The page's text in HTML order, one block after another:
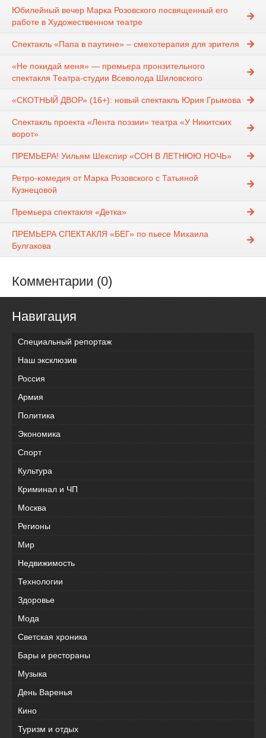
Юбилейный вечер Марка Розовского посвященный его
работе в Художественном театре
Спектакль «Папа в паутине» – смехотерапия для зрителя
«Не покидай меня» — премьера пронзительного
спектакля Театра-студии Всеволода Шиловского
«СКОТНЫЙ ДВОР» (16+): новый спектакль Юрия Грымова
Спектакль проекта «Лента поэзии» театра «У Никитских
ворот»
ПРЕМЬЕРА! Уильям Шекспир «СОН В ЛЕТНЮЮ НОЧЬ»
Ретро-комедия от Марка Розовского с Татьяной
Кузнецовой
Премьера спектакля «Детка»
ПРЕМЬЕРА СПЕКТАКЛЯ «БЕГ» по пьесе Михаила
Булгакова
Комментарии (0)
Навигация
Специальный репортаж
Наш эксклюзив
Россия
Армия
Политика
Экономика
Спорт
Культура
Криминал и ЧП
Москва
Регионы
Мир
Недвижимость
Технологии
Здоровье
Мода
Светская хроника
Бары и рестораны
Музыка
День Варенья
Кино
Туризм и отдых